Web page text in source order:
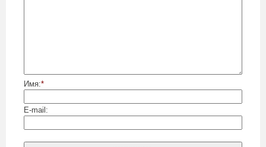
Имя:*
E-mail: